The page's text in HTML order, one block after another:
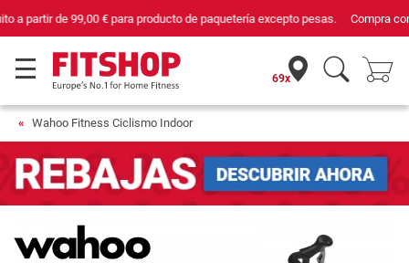
Compra con seguridad en Fitshop, comercio con sello de Confianza Online.
69x
Wahoo Fitness Ciclismo Indoor